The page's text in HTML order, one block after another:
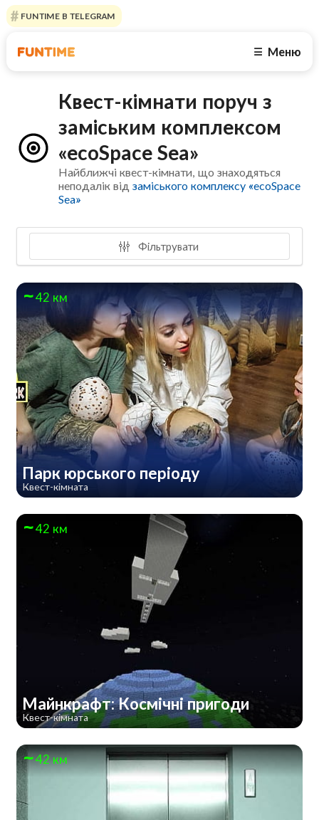
FUNTIME В TELEGRAM
☰ Меню
Квест-кімнати поруч з
заміським комплексом
«ecoSpace Sea»
Найближчі квест-кімнати, що знаходяться
неподалік відзаміського комплексу «ecoSpace
Sea»
Фільтрувати
42 км
Парк юрського періоду
Квест-кімната
42 км
Майнкрафт: Космічні пригоди
Квест-кімната
42 км